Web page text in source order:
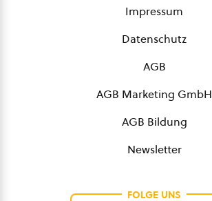
Impressum
Datenschutz
AGB
AGB Marketing GmbH
AGB Bildung
Newsletter
FOLGE UNS